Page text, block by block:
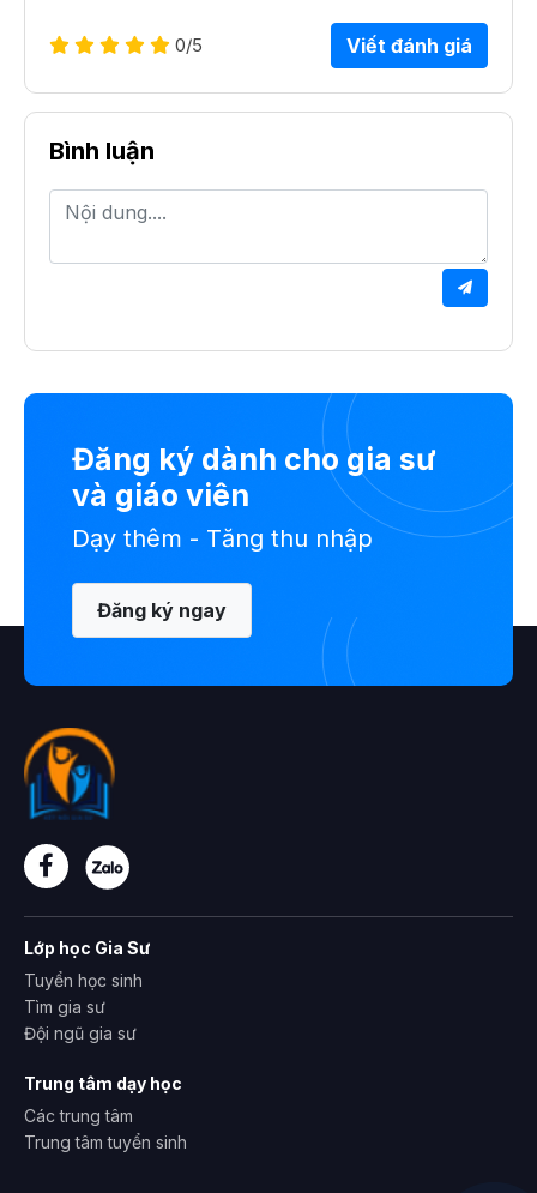
0/5 Viết đánh giá
Bình luận
Đăng ký dành cho gia sư
và giáo viên
Dạy thêm - Tăng thu nhập
Đăng ký ngay
Lớp học Gia Sư
Tuyển học sinh
Tìm gia sư
Đội ngũ gia sư
Trung tâm dạy học
Các trung tâm
Trung tâm tuyển sinh